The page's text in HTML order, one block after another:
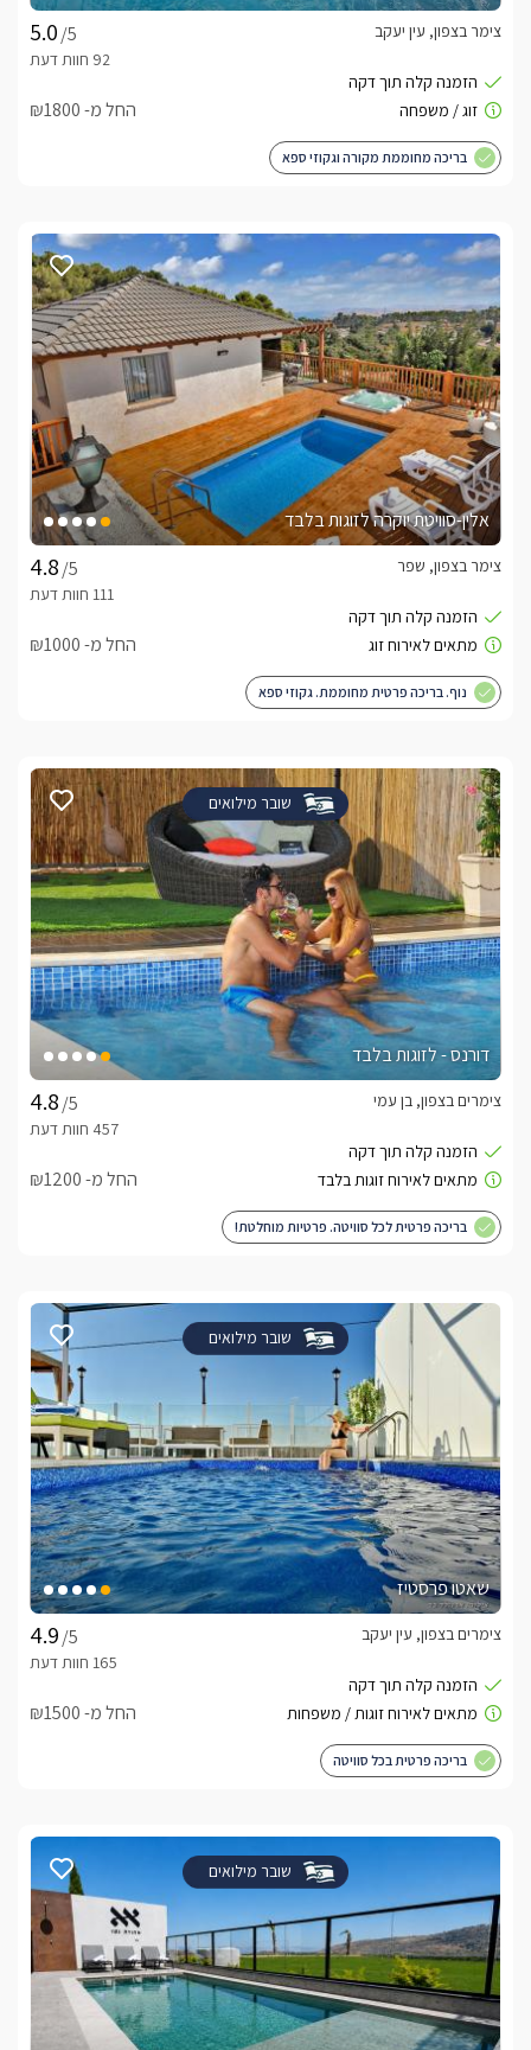
/5
צימר בצפון, עין יעקב
החל מ- ₪1800
בריכה מחוממת מקורה וגקוזי ספא
אלין-סוויטת יוקרה לזוגות בלבד
/5
צימר בצפון, שפר
החל מ- ₪1000
נוף. בריכה פרטית מחוממת. גקוזי ספא
שובר מילואים
דורנס - לזוגות בלבד
/5
צימרים בצפון, בן עמי
החל מ- ₪1200
בריכה פרטית לכל סוויטה. פרטיות מוחלטת!
שובר מילואים
שאטו פרסטיז
/5
צימרים בצפון, עין יעקב
החל מ- ₪1500
בריכה פרטית בכל סוויטה
שובר מילואים